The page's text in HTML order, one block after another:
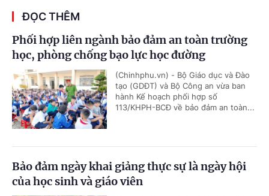
ĐỌC THÊM
Phối hợp liên ngành bảo đảm an toàn trường
học, phòng chống bạo lực học đường
(Chinhphu.vn) - Bộ Giáo dục và Đào
tạo (GDĐT) và Bộ Công an vừa ban
hành Kế hoạch phối hợp số
113/KHPH-BCĐ về bảo đảm an toàn...
Bảo đảm ngày khai giảng thực sự là ngày hội
của học sinh và giáo viên